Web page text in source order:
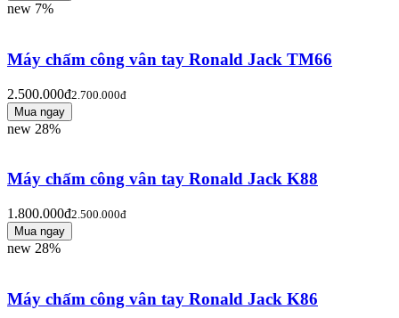
new 7%
Máy chấm công vân tay Ronald Jack TM66
2.500.000đ2.700.000đ
new 28%
Máy chấm công vân tay Ronald Jack K88
1.800.000đ2.500.000đ
new 28%
Máy chấm công vân tay Ronald Jack K86